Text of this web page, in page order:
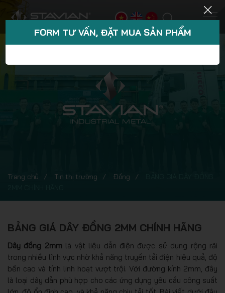
Trang chủ Tin thị trường Đồng
BẢNG GIÁ DÂY ĐỒNG 2MM CHÍNH HÃNG
Dây đồng 2mmlà vật liệu dẫn điện được sử dụng rộng rãi
trong nhiều lĩnh vực nhờ khả năng truyền tải điện hiệu quả, độ
bền cao và tính linh hoạt vượt trội. Với đường kính 2mm, đây
là loại dây dẫn phù hợp cho các ứng dụng yêu cầu công suất
FORM TƯ VẤN, ĐẶT MUA SẢN PHẨM